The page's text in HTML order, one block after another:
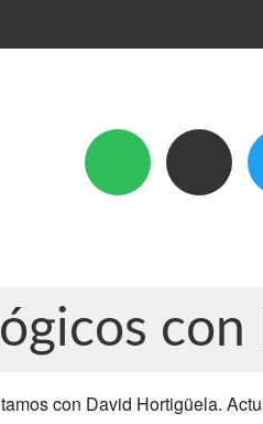
con David Hortigüela.